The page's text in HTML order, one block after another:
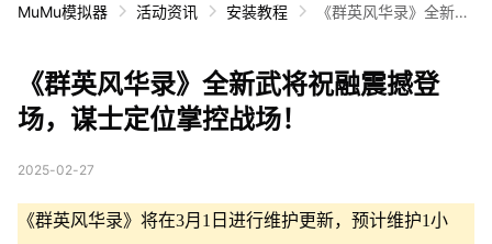
MuMu模拟器 活动资讯 安装教程
《群英风华录》全新武
《群英风华录》全新武将祝融震撼登
场，谋士定位掌控战场！
2025-02-27
《群英风华录》将在3月1日进行维护更新，预计维护1小